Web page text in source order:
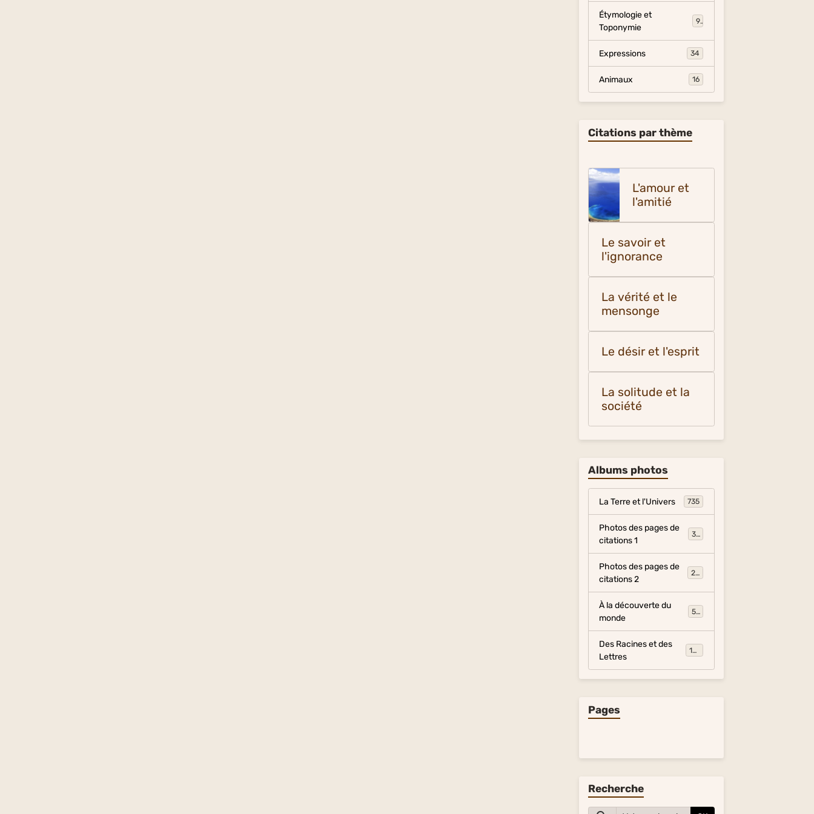
Étymologie et
Toponymie
9
Expressions 34
Animaux 16
Citations par thème
L'amour et
l'amitié
Le savoir et
l'ignorance
La vérité et le
mensonge
Le désir et l'esprit
La solitude et la
société
Albums photos
La Terre et l'Univers 735
Photos des pages de
citations 1
317
Photos des pages de
citations 2
281
À la découverte du
monde
54
Des Racines et des
Lettres
134
Pages
Recherche